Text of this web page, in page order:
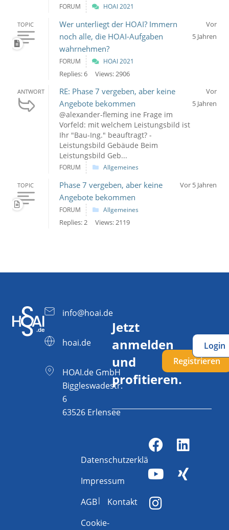
FORUM HOAI 2021
TOPIC
Wer unterliegt der HOAI? Immern
noch alle, die HOAI-Aufgaben
wahrnehmen?
Vor
5 Jahren
FORUM HOAI 2021
Replies: 6 Views: 2906
ANTWORT
RE: Phase 7 vergeben, aber keine
Angebote bekommen
@alexander-fleming ine Frage im
Vorfeld: mit welchem Leistungsbild ist
Ihr "Bau-Ing." beauftragt? -
Leistungsbild Gebäude Beim
Leistungsbild Geb...
Vor
5 Jahren
FORUM Allgemeines
TOPIC
Phase 7 vergeben, aber keine
Angebote bekommen
Vor 5 Jahren
FORUM Allgemeines
Replies: 2 Views: 2119
info@hoai.de
hoai.de
HOAI.de GmbH
Biggleswadestr.
6
63526 Erlensee
Jetzt
anmelden
und
profitieren.
Registrieren
Login
Datenschutzerklärung
Impressum
AGB
Kontakt
Cookie-